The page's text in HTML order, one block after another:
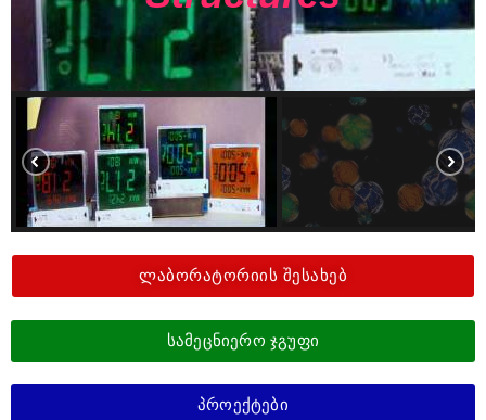
ლაბორატორიის შესახებ
სამეცნიერო ჯგუფი
პროექტები